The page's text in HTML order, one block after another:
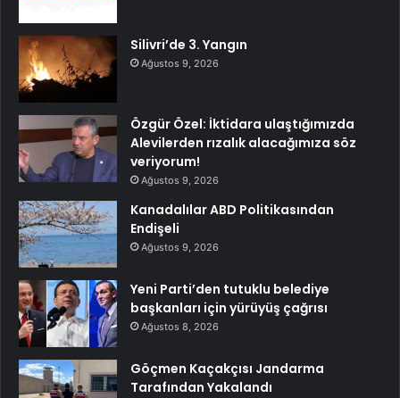
Silivri’de 3. Yangın
Ağustos 9, 2026
Özgür Özel: İktidara ulaştığımızda
Alevilerden rızalık alacağımıza söz
veriyorum!
Ağustos 9, 2026
Kanadalılar ABD Politikasından
Endişeli
Ağustos 9, 2026
Yeni Parti’den tutuklu belediye
başkanları için yürüyüş çağrısı
Ağustos 8, 2026
Göçmen Kaçakçısı Jandarma
Tarafından Yakalandı